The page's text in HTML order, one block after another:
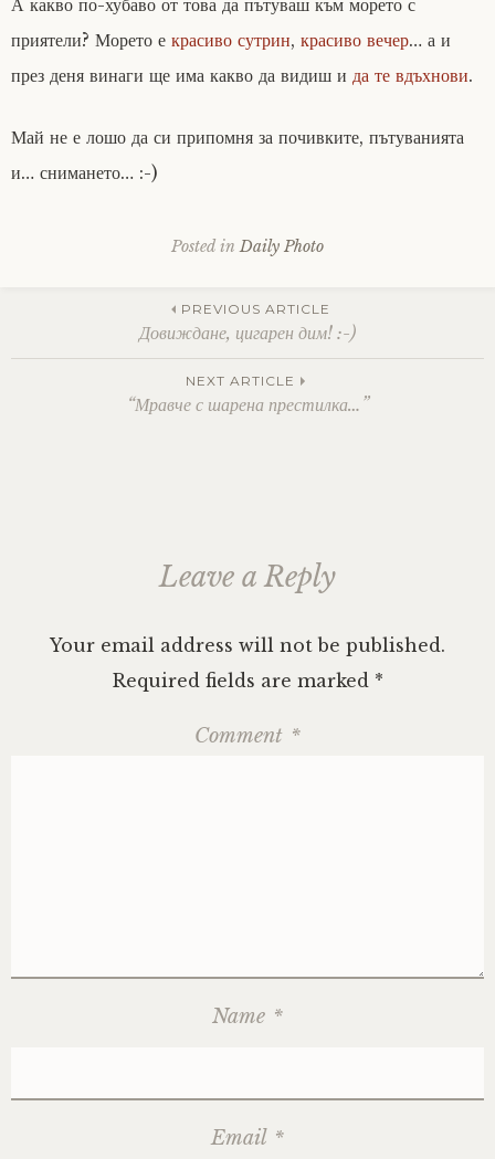
А какво по-хубаво от това да пътуваш към морето с
приятели? Морето е красиво сутрин, красиво вечер… а и
през деня винаги ще има какво да видиш и да те вдъхнови.
Май не е лошо да си припомня за почивките, пътуванията
и… снимането… :-)
Posted in Daily Photo
navigation
PREVIOUS ARTICLE
Довиждане, цигарен дим! :-)
NEXT ARTICLE
“Мравче с шарена престилка…”
Leave a Reply
Your email address will not be published.
Required fields are marked *
Comment *
Name *
Email *